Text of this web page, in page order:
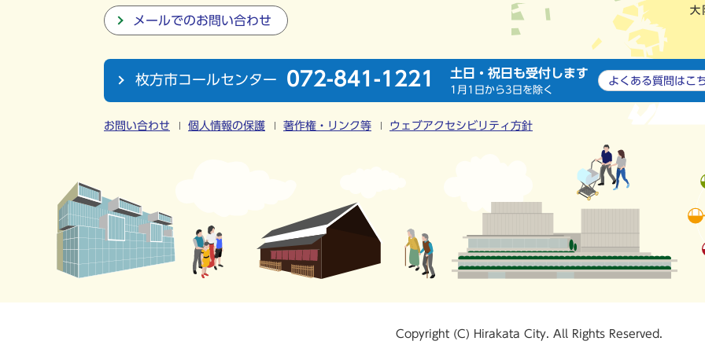
メールでのお問い合わせ
枚方市コールセンター 072-841-1221 土日・祝日も受付します
1月1日から3日を除く
よくある質問は こ
お問い合わせ 個人情報の保護 著作権・リンク等 ウェブアクセシビリティ方針
Copyright (C) Hirakata City. All Rights Reserved.